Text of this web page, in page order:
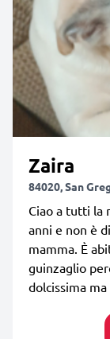
Zaira
84020, San
Ciao a tutti la
anni e non è
mamma. È
guinzaglio
dolcissima